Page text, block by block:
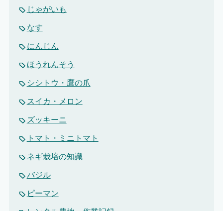
じゃがいも
なす
にんじん
ほうれんそう
シシトウ・鷹の爪
スイカ・メロン
ズッキーニ
トマト・ミニトマト
ネギ栽培の知識
バジル
ピーマン